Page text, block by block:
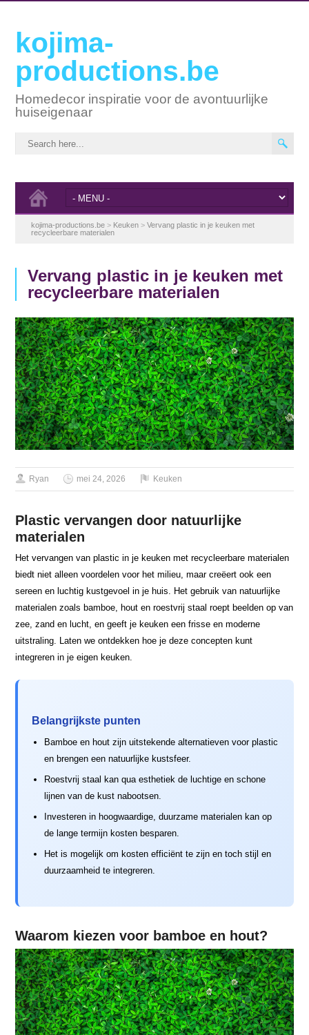
kojima-
productions.be
Homedecor inspiratie voor de avontuurlijke
huiseigenaar
kojima-productions.be > Keuken >Vervang plastic in je keuken met
recycleerbare materialen
Vervang plastic in je keuken met
recycleerbare materialen
Ryan mei 24, 2026 Keuken
Plastic vervangen door natuurlijke
materialen
Het vervangen van plastic in je keuken met recycleerbare materialen
biedt niet alleen voordelen voor het milieu, maar creëert ook een
sereen en luchtig kustgevoel in je huis. Het gebruik van natuurlijke
materialen zoals bamboe, hout en roestvrij staal roept beelden op van
zee, zand en lucht, en geeft je keuken een frisse en moderne
uitstraling. Laten we ontdekken hoe je deze concepten kunt
integreren in je eigen keuken.
Belangrijkste punten
Bamboe en hout zijn uitstekende alternatieven voor plastic
en brengen een natuurlijke kustsfeer.
Roestvrij staal kan qua esthetiek de luchtige en schone
lijnen van de kust nabootsen.
Investeren in hoogwaardige, duurzame materialen kan op
de lange termijn kosten besparen.
Het is mogelijk om kosten efficiënt te zijn en toch stijl en
duurzaamheid te integreren.
Waarom kiezen voor bamboe en hout?